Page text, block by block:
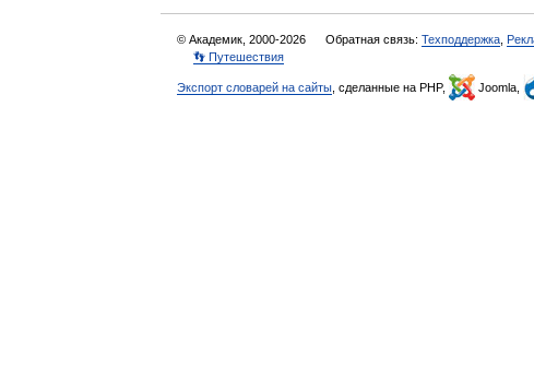
© Академик, 2000-2026 Обратная связь: Техподдержка
👣 Путешествия
Экспорт словарей на сайты , сделанные на PHP, Joomla,